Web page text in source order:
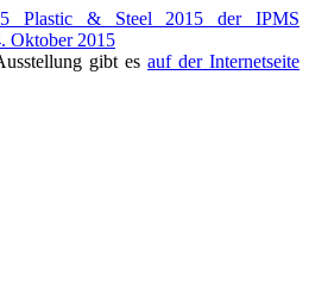
gibt es auf der Internetseite